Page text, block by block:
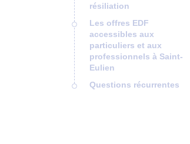
résiliation
Les offres EDF
accessibles aux
particuliers et aux
professionnels à Saint-
Eulien
Questions récurrentes